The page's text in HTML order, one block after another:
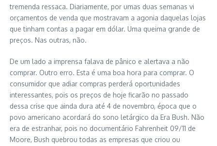
tremenda ressaca. Diariamente, por umas duas semanas vi
orçamentos de venda que mostravam a agonia daquelas lojas
que tinham contas a pagar em dólar. Uma queima grande de
preços. Nas outras, não.
De um lado a imprensa falava de pânico e alertava a não
comprar. Outro erro. Esta é uma boa hora para comprar. O
consumidor que adiar compras perderá oportunidades
interessantes, pois os preços de hoje ficarão no passado
dessa crise que ainda dura até 4 de novembro, época que o
povo americano acordará do sono letárgico da Era Bush. Não
era de estranhar, pois no documentário Fahrenheit 09/11 de
Moore, Bush quebrou todas as empresas que criou ou